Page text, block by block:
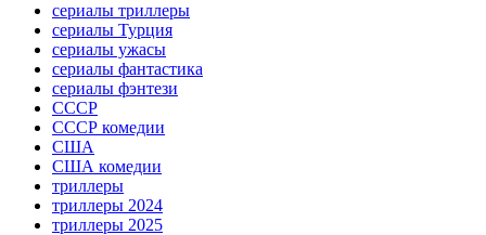
сериалы триллеры
сериалы Турция
сериалы ужасы
сериалы фантастика
сериалы фэнтези
СССР
СССР комедии
США
США комедии
триллеры
триллеры 2024
триллеры 2025